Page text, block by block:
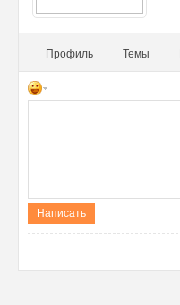
Профиль Темы
Написать